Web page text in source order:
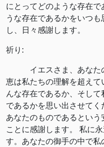
にとってどのような存在
うな存在であるかをいつ
し、日々感謝します。
祈り:
イエスさま、あなたの
恵は私たちの理解を超え
んな存在であるか、そし
であるかを思い出させて
あなたのものであるとい
ことに感謝します。 私に
す。あなたの御手の中で